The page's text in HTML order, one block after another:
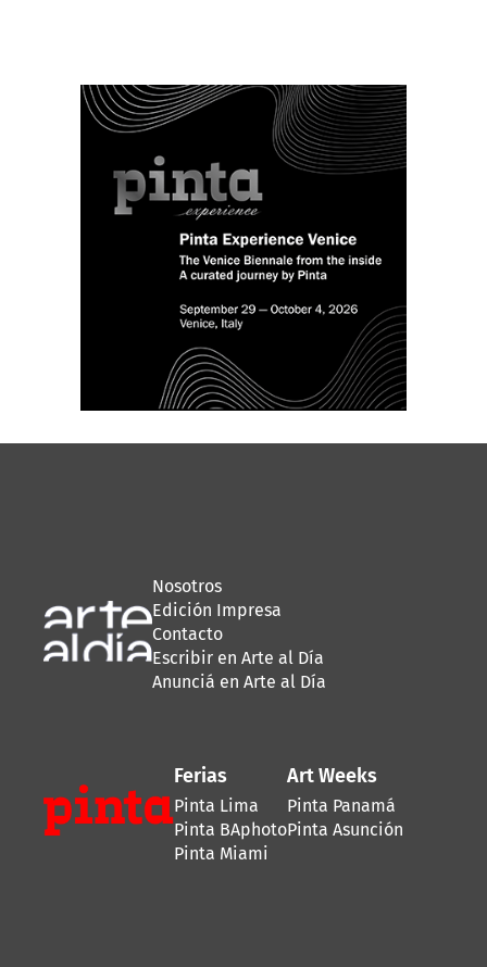
Nosotros
Edición Impresa
Contacto
Escribir en Arte al Día
Anunciá en Arte al Día
Ferias
Pinta Lima
Pinta BAphoto
Pinta Miami
Art Weeks
Pinta Panamá
Pinta Asunción